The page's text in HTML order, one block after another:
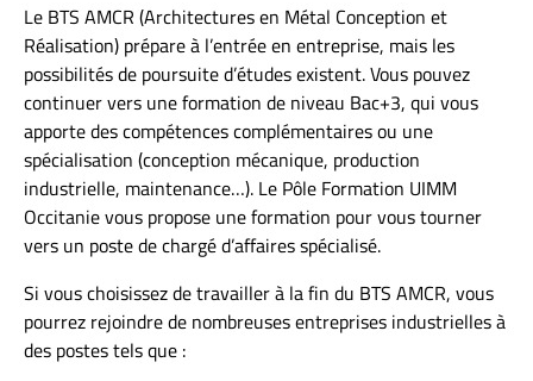
Le BTS AMCR (Architectures en Métal Conception et
Réalisation) prépare à l’entrée en entreprise, mais les
possibilités de poursuite d’études existent. Vous pouvez
continuer vers une formation de niveau Bac+3, qui vous
apporte des compétences complémentaires ou une
spécialisation (conception mécanique, production
industrielle, maintenance…). Le Pôle Formation UIMM
Occitanie vous propose une formation pour vous tourner
vers un poste de chargé d’affaires spécialisé.
Si vous choisissez de travailler à la fin du BTS AMCR, vous
pourrez rejoindre de nombreuses entreprises industrielles à
des postes tels que :